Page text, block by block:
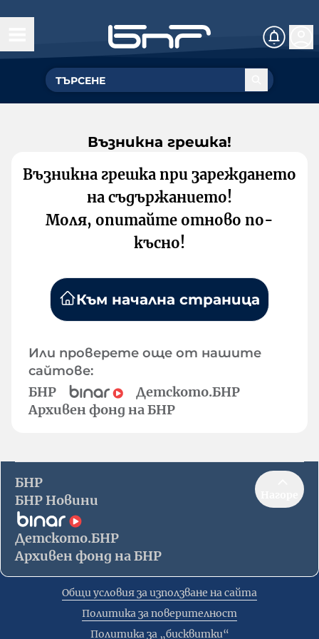
Възникна грешка!
Възникна грешка при зареждането
на съдържанието!
Моля, опитайте отново по-
късно!
Към начална страница
Или проверете още от нашите
сайтове:
БНР
Детското.БНР
Архивен фонд на БНР
БНР
БНР Новини
Детското.БНР
Архивен фонд на БНР
Общи условия за използване на сайта
Политика за поверителност
Политика за „бисквитки“